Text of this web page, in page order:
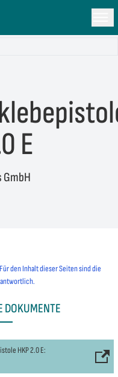
E
GmbH
den Inhalt dieser Seiten sind die
DOKUMENTE
HKP 2.0 E: